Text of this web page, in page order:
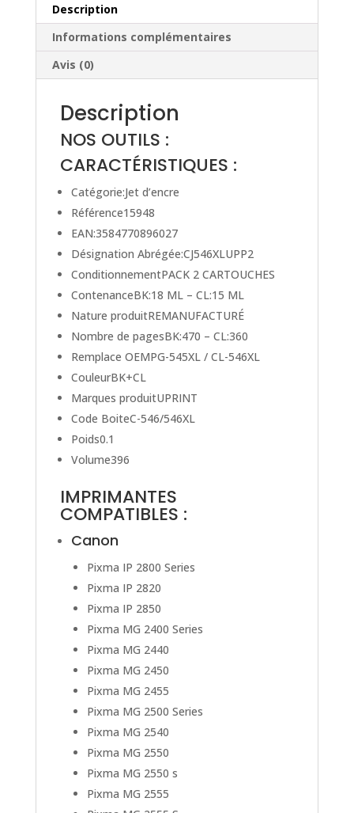
COMPATIBLES
AVEC
CANON
PG-
545XL
546XL
Description
Informations complémentaires
Avis (0)
Description
NOS OUTILS :
CARACTÉRISTIQUES :
Catégorie:Jet d’encre
Référence15948
EAN:3584770896027
Désignation Abrégée:CJ546XLUPP2
ConditionnementPACK 2 CARTOUCHES
ContenanceBK:18 ML – CL:15 ML
Nature produitREMANUFACTURÉ
Nombre de pagesBK:470 – CL:360
Remplace OEMPG-545XL / CL-546XL
CouleurBK+CL
Marques produitUPRINT
Code BoiteC-546/546XL
Poids0.1
Volume396
IMPRIMANTES
COMPATIBLES :
Canon
Pixma IP 2800 Series
Pixma IP 2820
Pixma IP 2850
Pixma MG 2400 Series
Pixma MG 2440
Pixma MG 2450
Pixma MG 2455
Pixma MG 2500 Series
Pixma MG 2540
Pixma MG 2550
Pixma MG 2550 s
Pixma MG 2555